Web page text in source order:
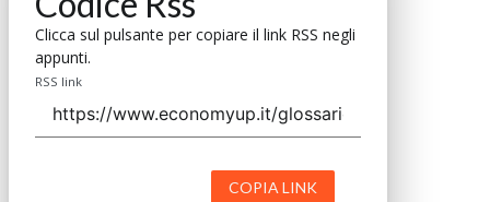
Clicca sul pulsante per copiare il link RSS negli
appunti.
RSS link
COPIA LINK